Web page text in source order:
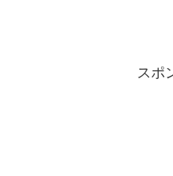
スポ